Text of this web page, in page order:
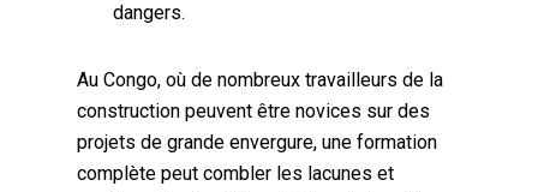
dangers.
Au Congo, où de nombreux travailleurs de la
construction peuvent être novices sur des
projets de grande envergure, une formation
complète peut combler les lacunes et